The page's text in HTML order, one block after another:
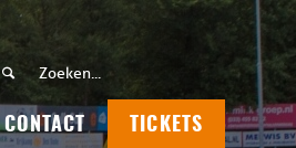
CONTACT TICKETS